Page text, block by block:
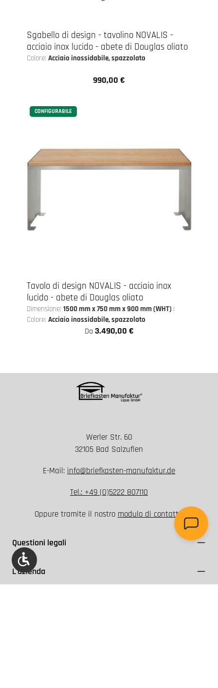
Sgabello di design - tavolino NOVALIS -
acciaio inox lucido - abete di Douglas oliato
Colore: Acciaio inossidabile, spazzolato
Prezzo normale:
990,00 €
CONFIGURABILE
Tavolo di design NOVALIS - acciaio inox
lucido - abete di Douglas oliato
Dimensione: 1500 mm x 750 mm x 900 mm (WHT) |
Colore: Acciaio inossidabile, spazzolato
Da 3.490,00 €
Werler Str. 60
32105 Bad Salzuflen
E-Mail: info@briefkasten-manufaktur.de
Tel.: +49 (0)5222 807110
Oppure tramite il nostro modulo di contatto
Questioni legali
L'azienda
Show toolbar